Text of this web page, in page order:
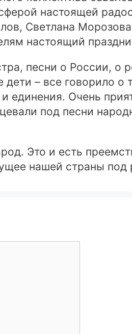
настоящей
Светлана
настоящий
песни о России, о
– все говорило о
единения. Очень
под песни
Это и есть
нашей страны